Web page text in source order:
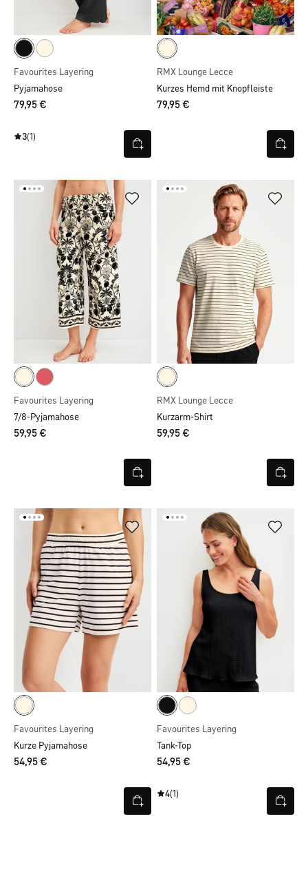
Favourites Layering
Pyjamahose
79,95 €
3(1)
RMX Lounge Lecce
Kurzes Hemd mit Knopfleiste
79,95 €
Favourites Layering
7/8-Pyjamahose
59,95 €
RMX Lounge Lecce
Kurzarm-Shirt
59,95 €
Favourites Layering
Kurze Pyjamahose
54,95 €
Favourites Layering
Tank-Top
54,95 €
4(1)